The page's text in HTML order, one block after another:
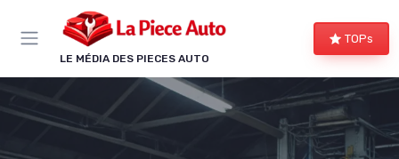
LE MÉDIA DES PIECES AUTO
TOPs
Panneau de gestion des cookies